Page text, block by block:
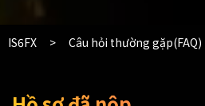
IS6FX Câu hỏi thường gặp(FAQ)